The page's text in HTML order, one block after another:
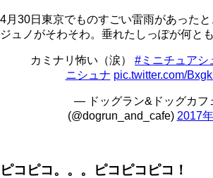
4月30日東京でものすごい雷雨があったと
ジュノがそわそわ。垂れたしっぽが何と
カミナリ怖い（涙） #ミニチュアシ
ニシュナ pic.twitter.com/
— ドッグラン&ドッグカフ
(@dogrun_and_cafe) 2017
ピコピコ。。。ピコピコピコ！